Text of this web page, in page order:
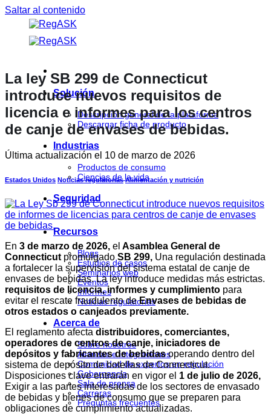
Saltar al contenido
Solución
Descripción general de la plataforma
Descargar ficha de producto
Industrias
Productos de consumo
Ciencias de la vida
Seguridad
Recursos
Blogs
Estudios de casos
Seminarios web
Eventos
Informes
Noticias regulatorias
Acerca de
Sobre nosotros
Alianzas e integraciones
Comunidad de expertos en regulación
Gobernancia
Sala de prensa
Carreras
Preguntas frecuentes
La ley SB 299 de Connecticut
introduce nuevos requisitos de
licencia e informes para los centros
de canje de envases de bebidas.
Última actualización el 10 de marzo de 2026
Estados Unidos Noticias regulatorias Alimentación y nutrición
En 3 de marzo de 2026, el Asamblea General de
Connecticut promulgado SB 299, Una regulación destinada
a fortalecer la supervisión del sistema estatal de canje de
envases de bebidas. La ley introduce medidas más estrictas.
requisitos de licencia, informes y cumplimiento para
evitar el rescate fraudulento deEnvases de bebidas de
otros estados o canjeados previamente.
El reglamento afecta distribuidores, comerciantes,
operadores de centros de canje, iniciadores de
depósitos y fabricantes de bebidasoperando dentro del
sistema de depósito de botellas de Connecticut.
Disposiciones clave entrarán en vigor el 1 de julio de 2026,
Exigir a las partes interesadas de los sectores de envasado
de bebidas y bienes de consumo que se preparen para
obligaciones de cumplimiento actualizadas.